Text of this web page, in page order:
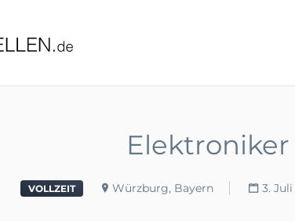
VOLLZEIT Würzburg, Bayern 3.